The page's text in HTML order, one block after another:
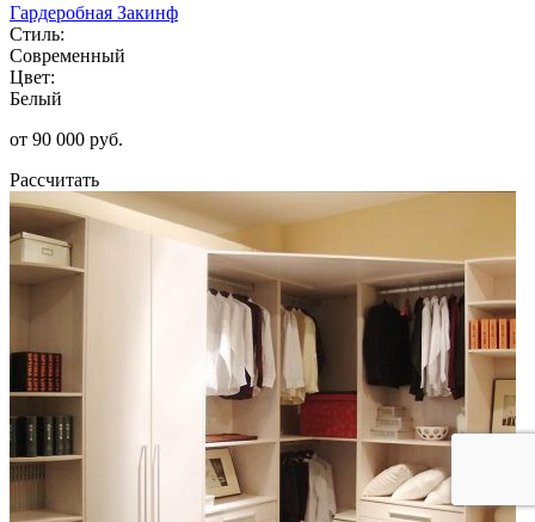
Гардеробная Закинф
Стиль:
Современный
Цвет:
Белый
от 90 000 руб.
Рассчитать